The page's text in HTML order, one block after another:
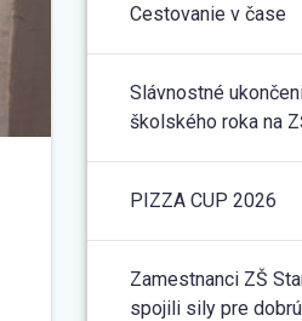
Cestovanie v čase
Slávnostné
školského roka na
PIZZA CUP 2026
Zamestnanci ZŠ
spojili sily pre